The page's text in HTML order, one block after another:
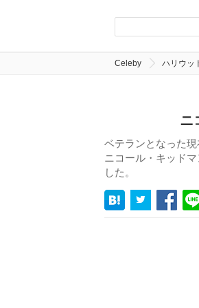
Celeby ハリウッ
ニ
ベテランとなった
ニコール・キッド
した。